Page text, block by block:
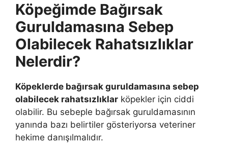
Köpeğimde Bağırsak
Guruldamasına Sebep
Olabilecek Rahatsızlıklar
Nelerdir?
Köpeklerde bağırsak guruldamasına sebep
olabilecek rahatsızlıklar köpekler için ciddi
olabilir. Bu sebeple bağırsak guruldamasının
yanında bazı belirtiler gösteriyorsa veteriner
hekime danışılmalıdır.